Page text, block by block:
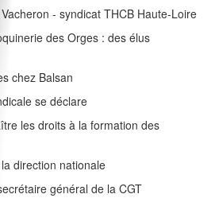
- syndicat THCB Haute-Loire
des Orges : des élus
chez Balsan
se déclare
les droits à la formation des
direction nationale
général de la CGT